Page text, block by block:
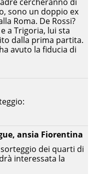
ansia Fiorentina
dei quarti di
interessata la
sono un doppio ex
Roma. De Rossi?
a Trigoria, lui sta
dalla prima partita.
avuto la fiducia di